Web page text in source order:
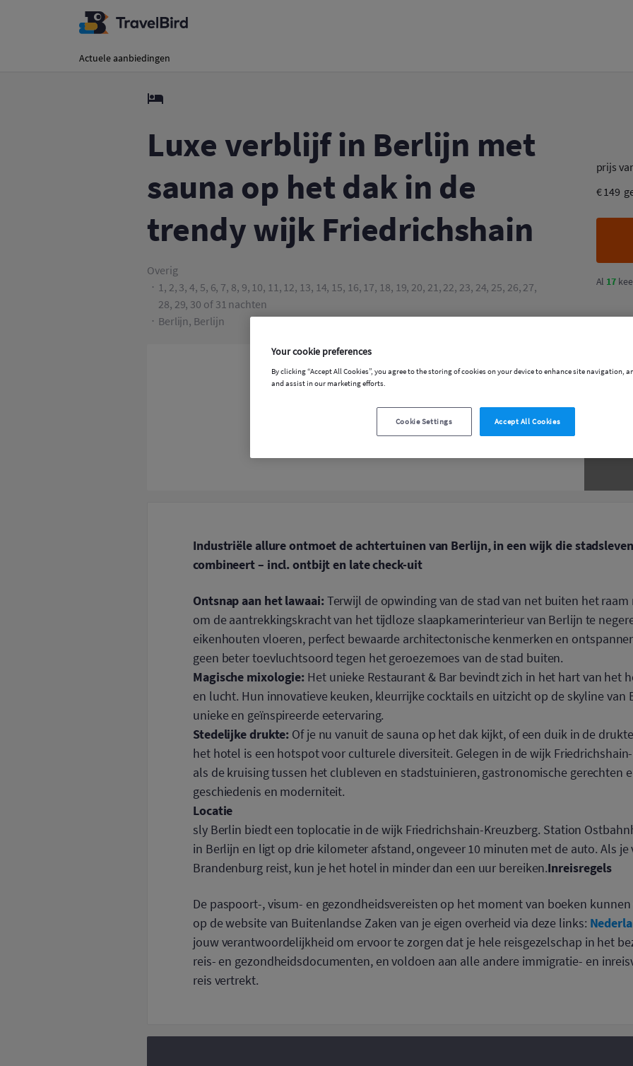
Actuele aanbiedingen
Luxe verblijf in Berlijn met
sauna op het dak in de
trendy wijk Friedrichshain
Overig
1, 2, 3, 4, 5, 6, 7, 8, 9, 10, 11, 12, 13, 14, 15, 16, 17, 18, 19, 20, 21, 22, 23, 24, 25, 26, 27,
28, 29, 30 of 31 nachten
Berlijn, Berlijn
prijs
€ 149
Al 17
Industriële allure ontmoet de achtertuinen van Berlijn, in een wijk die
combineert – incl. ontbijt en late check-uit
Ontsnap aan het lawaai:Terwijl de opwinding van de stad van net buiten het
om de aantrekkingskracht van het tijdloze slaapkamerinterieur van Berlijn te
eikenhouten vloeren, perfect bewaarde architectonische kenmerken en
geen beter toevluchtsoord tegen het geroezemoes van de stad buiten.
Magische mixologie: Het unieke Restaurant & Bar bevindt zich in het hart van het
en lucht. Hun innovatieve keuken, kleurrijke cocktails en uitzicht op de skyline van
unieke en geïnspireerde eetervaring.
Stedelijke drukte: Of je nu vanuit de sauna op het dak kijkt, of een duik in de
het hotel is een hotspot voor culturele diversiteit. Gelegen in de wijk
als de kruising tussen het clubleven en stadstuinieren, gastronomische gerechten
geschiedenis en moderniteit.
Locatie
sly Berlin biedt een toplocatie in de wijk Friedrichshain-Kreuzberg. Station
in Berlijn en ligt op drie kilometer afstand, ongeveer 10 minuten met de auto. Als je
Brandenburg reist, kun je het hotel in minder dan een uur bereiken.Inreisregels
De paspoort-, visum- en gezondheidsvereisten op het moment van boeken
op de website van Buitenlandse Zaken van je eigen overheid via deze links:
jouw verantwoordelijkheid om ervoor te zorgen dat je hele reisgezelschap in het
reis- en gezondheidsdocumenten, en voldoen aan alle andere immigratie- en
reis vertrekt.
Your cookie preferences
By clicking “Accept All Cookies”, you agree to the storing of cookies on your device to enhance site navigation,
and assist in our marketing efforts.
Accept All Cookies
Cookie Settings